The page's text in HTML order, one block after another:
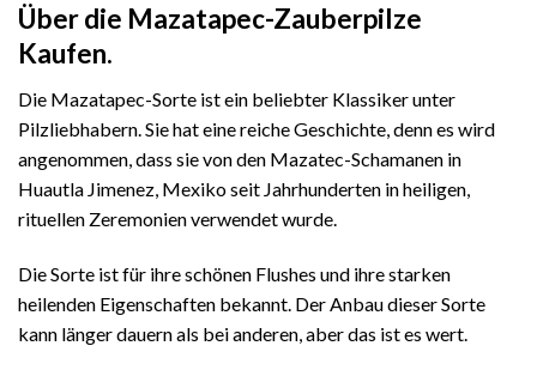
Über die Mazatapec-Zauberpilze
Kaufen.
Die Mazatapec-Sorte ist ein beliebter Klassiker unter
Pilzliebhabern. Sie hat eine reiche Geschichte, denn es wird
angenommen, dass sie von den Mazatec-Schamanen in
Huautla Jimenez, Mexiko seit Jahrhunderten in heiligen,
rituellen Zeremonien verwendet wurde.
Die Sorte ist für ihre schönen Flushes und ihre starken
heilenden Eigenschaften bekannt. Der Anbau dieser Sorte
kann länger dauern als bei anderen, aber das ist es wert.